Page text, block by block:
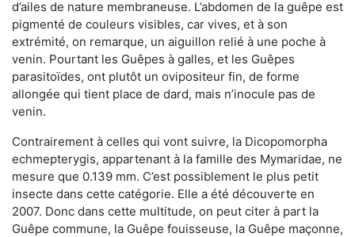
d’ailes de nature membraneuse. L’abdomen de la guêpe est
pigmenté de couleurs visibles, car vives, et à son
extrémité, on remarque, un aiguillon relié à une poche à
venin. Pourtant les Guêpes à galles, et les Guêpes
parasitoïdes, ont plutôt un ovipositeur fin, de forme
allongée qui tient place de dard, mais n’inocule pas de
venin.
Contrairement à celles qui vont suivre, la Dicopomorpha
echmepterygis, appartenant à la famille des Mymaridae, ne
mesure que 0.139 mm. C’est possiblement le plus petit
insecte dans cette catégorie. Elle a été découverte en
2007. Donc dans cette multitude, on peut citer à part la
Guêpe commune, la Guêpe fouisseuse, la Guêpe maçonne,